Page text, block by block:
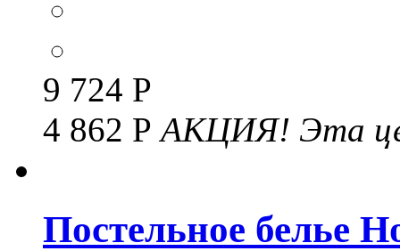
9 724 Р
4 862 РАКЦИЯ! Эта
Постельное белье